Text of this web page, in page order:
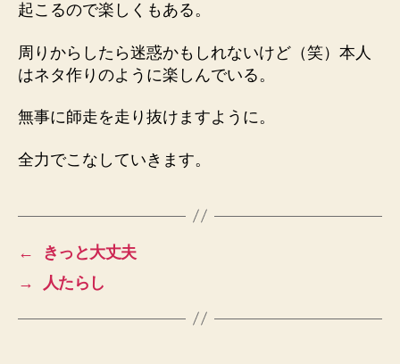
起こるので楽しくもある。
周りからしたら迷惑かもしれないけど（笑）本人
はネタ作りのように楽しんでいる。
無事に師走を走り抜けますように。
全力でこなしていきます。
←
きっと大丈夫
→
人たらし